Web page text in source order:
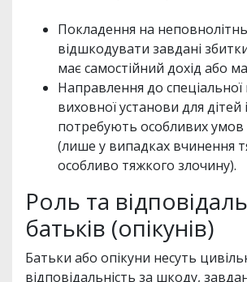
Покладення на
відшкодувати завдані
має самостійний дохід або
Направлення до
виховної установи для дітей і
потребують особливих
(лише у випадках вчинення
особливо тяжкого злочину).
Роль та
батьків (опікунів)
Батьки або опікуни несуть
відповідальність за шкоду,